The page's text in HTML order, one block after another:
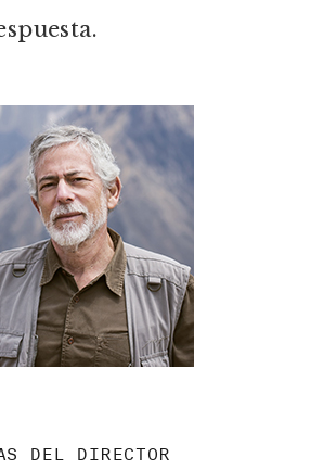
DEL DIRECTOR